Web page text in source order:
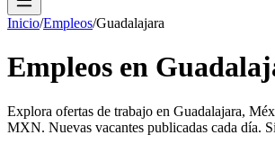
Inicio/Empleos/Guadalajara
Empleos en
Explora ofertas de trabajo en Guadalajara,
MXN. Nuevas vacantes publicadas cada día.